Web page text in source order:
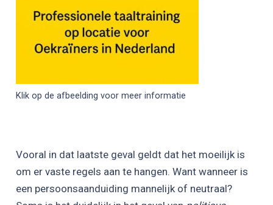
Klik op de afbeelding voor meer informatie
Vooral in dat laatste geval geldt dat het moeilijk is
om er vaste regels aan te hangen. Want wanneer is
een persoonsaanduiding mannelijk of neutraal?